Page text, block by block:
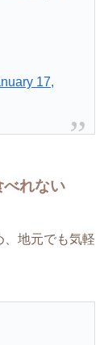
17,
れない
、地元でも気軽